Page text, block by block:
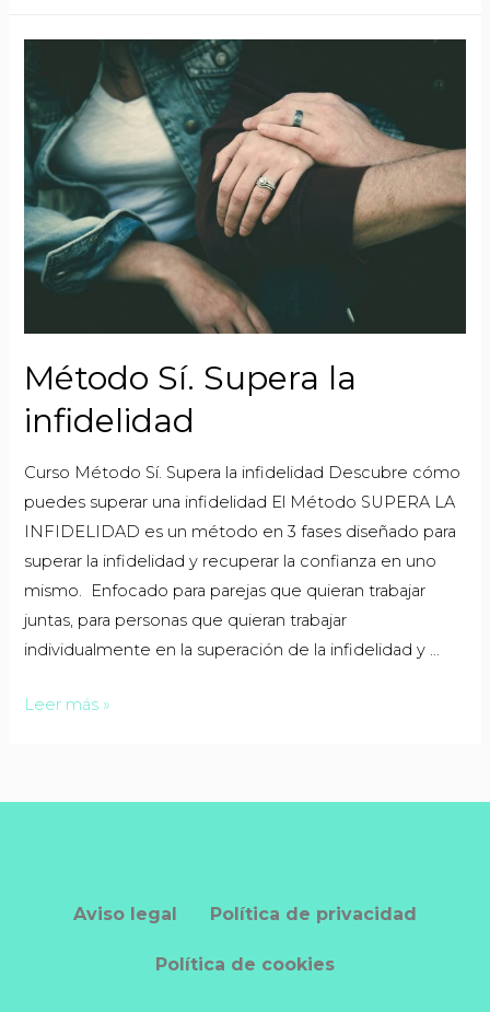
Método Sí. Supera la
infidelidad
Curso Método Sí. Supera la infidelidad Descubre cómo
puedes superar una infidelidad El Método SUPERA LA
INFIDELIDAD es un método en 3 fases diseñado para
superar la infidelidad y recuperar la confianza en uno
mismo. Enfocado para parejas que quieran trabajar
juntas, para personas que quieran trabajar
individualmente en la superación de la infidelidad y …
Leer más »
Aviso legal Política de privacidad
Política de cookies